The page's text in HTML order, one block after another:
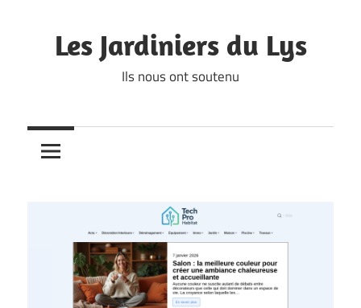
contentLes Jardiniers du Lys
Ils nous ont soutenu